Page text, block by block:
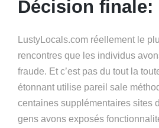
Décision finale:
LustyLocals.com réellement le
rencontres que les individus
fraude. Et c’est pas du tout la
étonnant utilise pareil sale
centaines supplémentaires sites
gens avons exposés